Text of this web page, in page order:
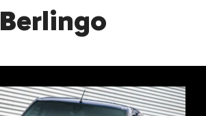
Berlingo